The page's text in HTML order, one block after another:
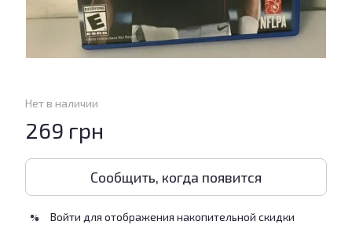
Нет в наличии
269 грн
Сообщить, когда появится
% Войти для отображения накопительной скидки